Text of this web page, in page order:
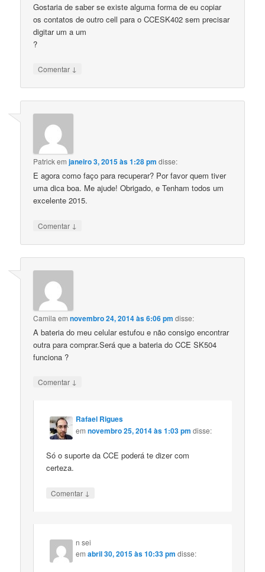
Gostaria de saber se existe alguma forma de eu copiar
os contatos de outro cell para o CCESK402 sem precisar
digitar um a um
?
Comentar ↓
Patrickemjaneiro 3, 2015 às 1:28 pm disse:
E agora como faço para recuperar? Por favor quem tiver
uma dica boa. Me ajude! Obrigado, e Tenham todos um
excelente 2015.
Comentar ↓
Camila emnovembro 24, 2014 às 6:06 pm disse:
A bateria do meu celular estufou e não consigo encontrar
outra para comprar.Será que a bateria do CCE SK504
funciona ?
Comentar ↓
Rafael Rigues
emnovembro 25, 2014 às 1:03 pm disse:
Só o suporte da CCE poderá te dizer com
certeza.
Comentar ↓
n sei
emabril 30, 2015 às 10:33 pm disse: